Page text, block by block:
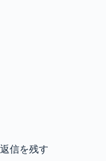
返信を残す